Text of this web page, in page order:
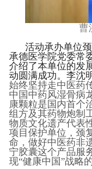
曹
活动承办单位
承德医学院党委常
介绍了本单位的发
动圆满成功。李沈
始终坚持走中医药
中国中药风湿骨病
康颗粒是国内首个
组方及其药物炮制
物质文化遗产代表
项目保护单位，颈
命，做好中医药非
宁胶囊这个产品服
现“健康中国”战略